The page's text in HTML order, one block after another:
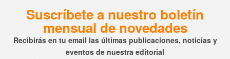
Suscríbete a nuestro boletín
mensual de novedades
Recibirás en tu email las últimas publicaciones, noticias y
eventos de nuestra editorial